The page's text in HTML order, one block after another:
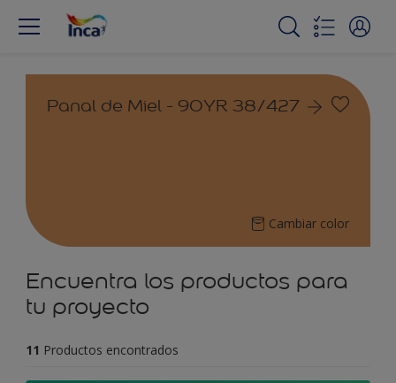
Panal de Miel - 90YR 38/427
Cambiar color
Encuentra los productos para
tu proyecto
11 Productos encontrados